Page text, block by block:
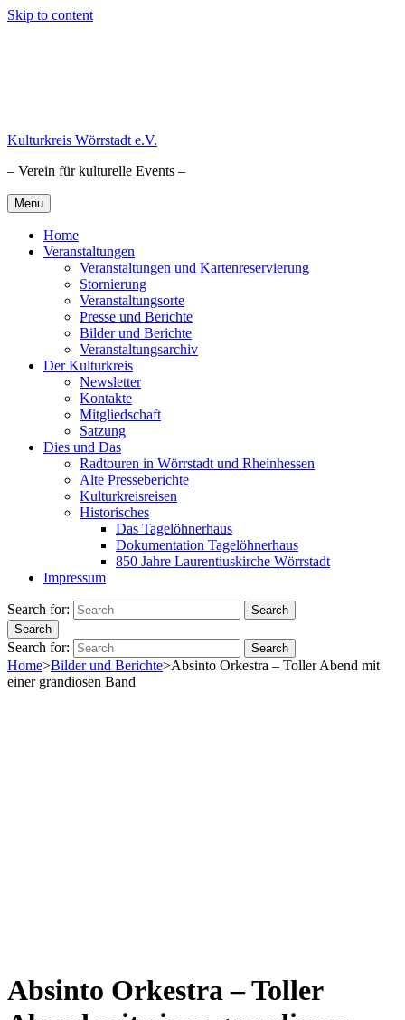
Skip to content
Kulturkreis Wörrstadt e.V.
– Verein für kulturelle Events –
Menu
Home
Veranstaltungen
Veranstaltungen und Kartenreservierung
Stornierung
Veranstaltungsorte
Presse und Berichte
Bilder und Berichte
Veranstaltungsarchiv
Der Kulturkreis
Newsletter
Kontakte
Mitgliedschaft
Satzung
Dies und Das
Radtouren in Wörrstadt und Rheinhessen
Alte Presseberichte
Kulturkreisreisen
Historisches
Das Tagelöhnerhaus
Dokumentation Tagelöhnerhaus
850 Jahre Laurentiuskirche Wörrstadt
Impressum
Search for:
Search
Search
Search for: Search
Home>Bilder und Berichte>Absinto Orkestra – Toller Abend mit
einer grandiosen Band
Absinto Orkestra – Toller